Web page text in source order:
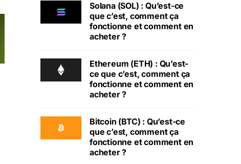
Solana (SOL) : Qu’est-ce
que c’est, comment ça
fonctionne et comment en
acheter ?
Ethereum (ETH) : Qu’est-
ce que c’est, comment ça
fonctionne et comment en
acheter ?
Bitcoin (BTC) : Qu’est-ce
que c’est, comment ça
fonctionne et comment en
acheter ?